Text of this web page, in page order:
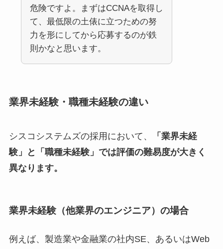
危険ですよ。まずはCCNAを取得し
て、最低限の土俵に立つための努
力を形にしてから応募するのが鉄
則かなと思います。
業界未経験・職種未経験の違い
シスコシステムズの採用において、
「業界未経
験」と「職種未経験」では評価の難易度が大きく
異なります。
業界未経験（他業界のエンジニア）の場合
例えば、製造業や金融業の社内SE、あるいはWeb